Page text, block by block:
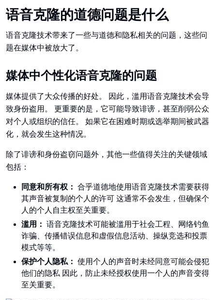
语音克隆的道德问题是什么
语音克隆技术带来了一些与道德和隐私相关的问题，这些问
题在媒体中被放大了。
媒体中个性化语音克隆的问题
媒体提供了大众传播的好处。 因此，滥用语音克隆技术会导
致身份盗用。 更重要的是，它可能导致诽谤，甚至削弱公众
对个人或组织的信任。 如果它在困难时期或选举期间被武器
化，就会发生这种情况。
除了诽谤和身份盗窃问题外，其他一些值得关注的关键领域
包括：
同意和所有权： 合乎道德地使用语音克隆技术需要获得
其声音被复制的个人的许可 这通常不会发生，但确保个
人的个人自主权至关重要。
滥用： 语音克隆技术可能被滥用于社会工程、网络钓鱼
诈骗、传播错误信息和虚假信息活动、操纵竞选和投票
模式等等。
保护个人隐私： 使用个人的声音时未经同意可能会侵犯
他们的隐私 因此，防止未经授权使用一个人的声音变得
至关重要。